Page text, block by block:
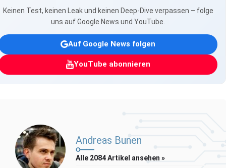
Keinen Test, keinen Leak und keinen Deep-Dive verpassen – folge
uns auf Google News und YouTube.
Auf Google News folgen
YouTube abonnieren
Andreas Bunen
Alle 2084 Artikel ansehen »